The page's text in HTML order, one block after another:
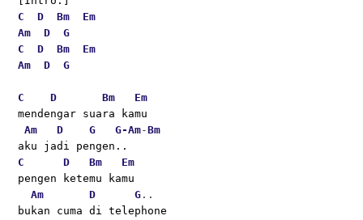
C
D Bm
Em
Am
D
G
C
D Bm
Em
Am
D G
C D Bm
Em
mendengar suara kamu
Am
D G G-Am-Bm
aku jadi pengen..
C
D Bm
Em
pengen ketemu kamu
Am
D G ..
bukan cuma di telephone